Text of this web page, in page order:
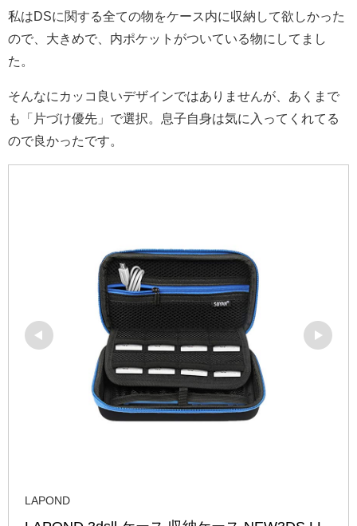
私はDSに関する全ての物をケース内に収納して欲しかった
ので、大きめで、内ポケットがついている物にしてまし
た。
そんなにカッコ良いデザインではありませんが、あくまで
も「片づけ優先」で選択。息子自身は気に入ってくれてる
ので良かったです。
LAPOND